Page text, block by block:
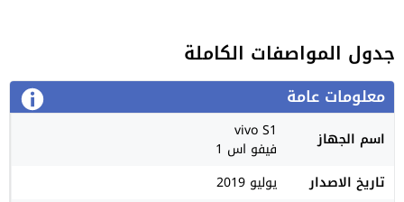
جدول المواصفات الكاملة
معلومات عامة
اسم الجهاز vivo S1
فيفو اس 1
تاريخ الاصدار
يوليو 2019